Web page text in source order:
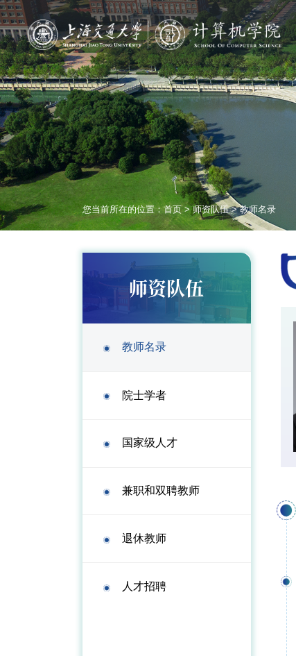
您当前所在的位置： 首页>师资队伍>教师名录
师资队伍
教师名录
院士学者
国家级人才
兼职和双聘教师
退休教师
人才招聘